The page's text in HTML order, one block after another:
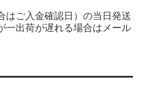
はご入金確認日）の当日発送
一出荷が遅れる場合はメール